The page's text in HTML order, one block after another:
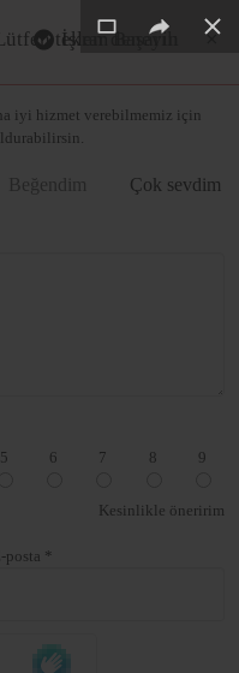
iyi hizmet verebilmemiz için
Beğendim Çok sevdim
5 6 7 8 9
Kesinlikle öneririm
posta *
×
×
×
İşlem Başarılı ×
tekrar deneyin ×